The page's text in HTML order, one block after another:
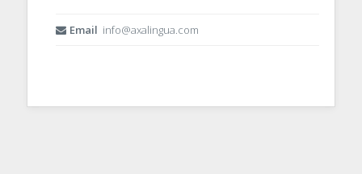
Email info@axalingua.com